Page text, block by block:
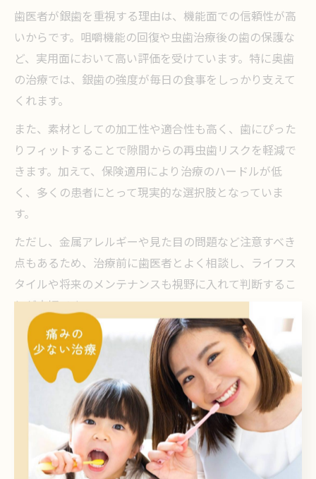
歯医者が銀歯を重視する理由は、機能面での信頼性が高
いからです。咀嚼機能の回復や虫歯治療後の歯の保護な
ど、実用面において高い評価を受けています。特に奥歯
の治療では、銀歯の強度が毎日の食事をしっかり支えて
くれます。
また、素材としての加工性や適合性も高く、歯にぴった
りフィットすることで隙間からの再虫歯リスクを軽減で
きます。加えて、保険適用により治療のハードルが低
く、多くの患者にとって現実的な選択肢となっていま
す。
ただし、金属アレルギーや見た目の問題など注意すべき
点もあるため、治療前に歯医者とよく相談し、ライフス
タイルや将来のメンテナンスも視野に入れて判断するこ
とが大切です。
銀歯はやめたほうがいいのか本音で分
歯医者が語る銀歯治療のデメリットとは